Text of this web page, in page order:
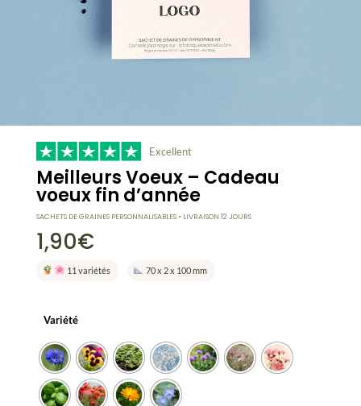
Excellent
Meilleurs Voeux – Cadeau
voeux fin d’année
SACHETS DE GRAINES PERSONNALISABLES • LIVRAISON 12 JOURS
1,90€
11 variétés 70 x 2 x 100 mm
Variété